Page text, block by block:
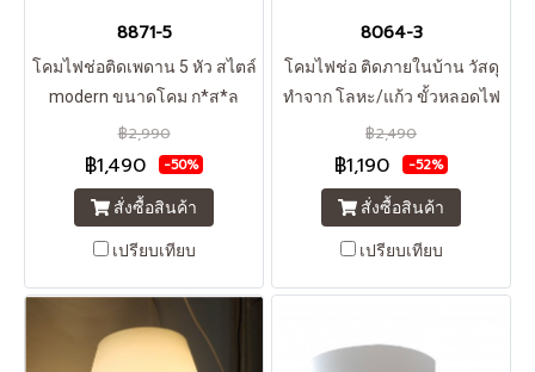
8871-5
โคมไฟช่อติดเพดาน 5 หัว สไตล์
modern ขนาดโคม ก*ส*ล
(ซม) 55*47*55 สายไฟ/สายโซ่
ยาว (ปรับระดับได้) 35 ซม วัสดุ
เหล็ก/แก้ว ขั้วไฟ E27 *5 หลอด
สามารถใช้กับหลอดไฟ LED ได้
ทุกแสง
฿2,990
฿1,490 -50%
สั่งซื้อสินค้า
เปรียบเทียบ
8064-3
โคมไฟช่อ ติดภายในบ้าน วัสดุ
ทำจาก โลหะ/แก้ว ขั้วหลอดไฟ
(สามารถใช้กับหลอดไฟLED ได้)
E27*3 ราคายังไม่รวมหลอดไฟ
กับค่าส่ง **สินค้า clearance
sale กรุณารอคอนเฟิร์มสต๊อก
จากทางร้าน ก่อนการโอนชำระ
฿2,490
฿1,190 -52%
สั่งซื้อสินค้า
เปรียบเทียบ